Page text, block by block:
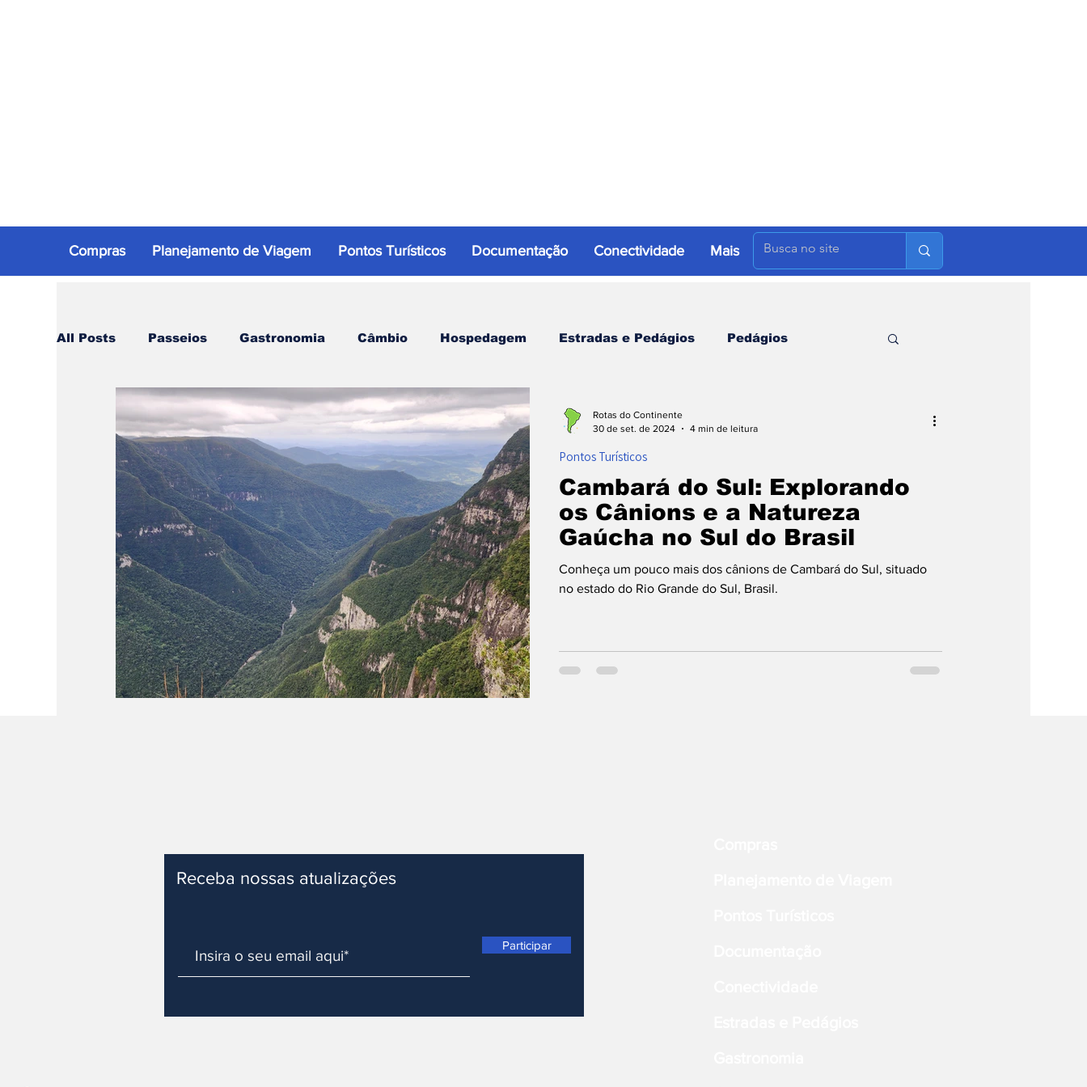
Compras Planejamento de Viagem Pontos Turísticos Documentação Conectividade Mais
All Posts Passeios Gastronomia Câmbio Hospedagem Estradas e Pedágios Pedágios
Conectividade Documentação Pontos Turísticos Planejamento de Viagem
Curiosidades Ferrovias Dicas de Voo Destinos
Cambará do Sul: Explorando
os Cânions e a Natureza
Gaúcha no Sul do Brasil
Conheça um pouco mais dos cânions de Cambará do Sul, situado
no estado do Rio Grande do Sul, Brasil.
Pontos Turísticos
Rotas do Continente
30 de set. de 2024
4 min de leitura
Receba nossas atualizações
Participar